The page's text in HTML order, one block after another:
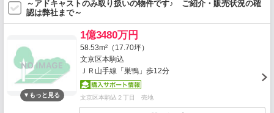
～アドキャストのみ取り扱いの物件です♪ ご紹介・販売状況の確
認は弊社まで～
1億3480万円
58.53m²（17.70坪）
文京区本駒込
ＪＲ山手線「巣鴨」歩12分
文京区本駒込２丁目 売地